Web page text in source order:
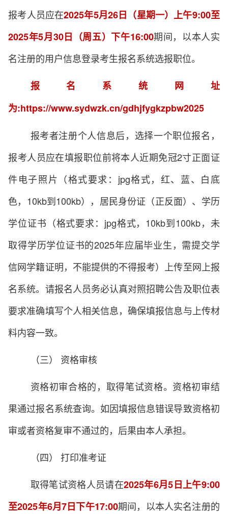
报考人员应在2025年5月26日（星期一）上午9:00至
2025年5月30日（周五）下午16:00期间，以本人实
名注册的用户信息登录考生报名系统选报职位。
报名系统网址
为:https://www.sydwzk.cn/gdhjfygkzpbw2025
报考者注册个人信息后，选择一个职位报名，
报考人员应在填报职位前将本人近期免冠2寸正面证
件电子照片（格式要求：jpg格式，红、蓝、白底
色，10kb到100kb） ，居民身份证（正反面）、学历
学位证书（格式要求：jpg格式，10kb到100kb，未
取得学历学位证书的2025年应届毕业生，需提交学
信网学籍证明，不能提供的不得报考）上传至网上报
名系统。请报名人员务必认真对照招聘公告及职位表
要求准确填写个人相关信息，确保填报信息与上传材
料内容一致。
（三） 资格审核
资格初审合格的，取得笔试资格。资格初审结
果通过报名系统查询。如因填报信息错误导致资格初
审或者资格复审不通过的，后果由本人承担。
（四） 打印准考证
取得笔试资格人员请在2025年6月5日上午9:00
至2025年6月7日下午17:00期间，以本人实名注册的